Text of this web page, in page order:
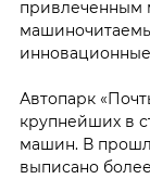
привлеченным
Автопарк
крупнейших в
машин. В
выписано